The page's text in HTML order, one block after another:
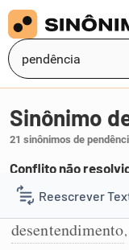
Reescrever
Resumir Texto
Sinônimo
21 sinônimos de
Conflito não
1 desavença,
desentendimento,